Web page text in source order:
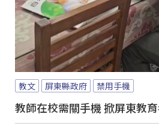
教文 屏東縣政府 禁用手機
教師在校需關手機 掀屏東教